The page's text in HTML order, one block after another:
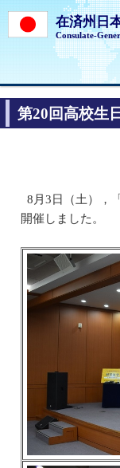
在済州日
Consulate-
第20回高校生
8月3日（土），
開催しました。